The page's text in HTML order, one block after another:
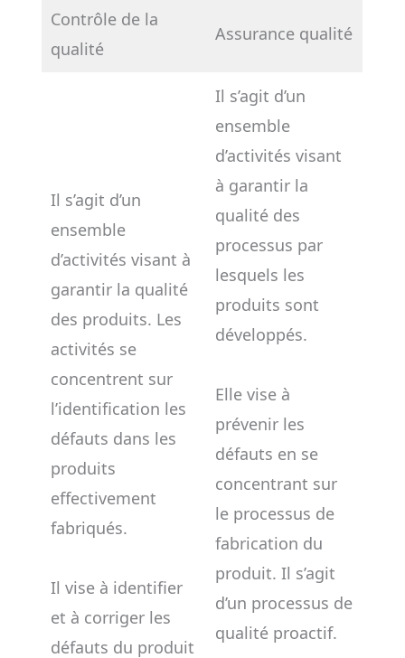
Contrôle de la
qualité
Assurance qualité
Il s’agit d’un
ensemble
d’activités visant à
garantir la qualité
des produits. Les
activités se
concentrent sur
l’identification les
défauts dans les
produits
effectivement
fabriqués.
Il vise à identifier
et à corriger les
défauts du produit
Il s’agit d’un
ensemble
d’activités visant
à garantir la
qualité des
processus par
lesquels les
produits sont
développés.
Elle vise à
prévenir les
défauts en se
concentrant sur
le processus de
fabrication du
produit. Il s’agit
d’un processus de
qualité proactif.